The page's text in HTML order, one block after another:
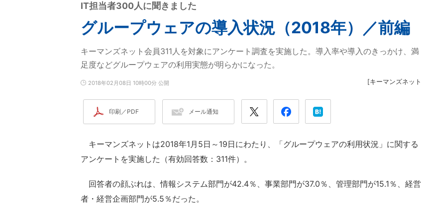
グループウェアの導入状況（2018年）／前編
IT担当者300人に聞きました
キーマンズネット会員311人を対象にアンケート調査を実施した。導入率や導入のきっかけ、満
足度などグループウェアの利用実態が明らかになった。
2018年02月08日 10時00分 公開 [キーマンズネット
印刷／PDF メール通知
キーマンズネットは2018年1月5日～19日にわたり、「グループウェアの利用状況」に関する
アンケートを実施した（有効回答数：311件）。
回答者の顔ぶれは、情報システム部門が42.4％、事業部門が37.0％、管理部門が15.1％、経営
者・経営企画部門が5.5％だった。